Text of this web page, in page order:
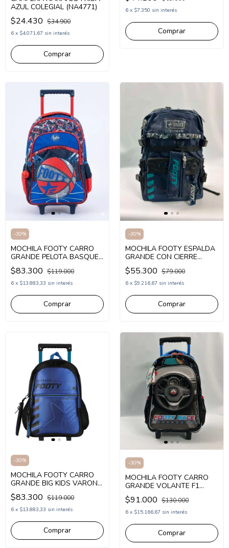
AZUL COLEGIAL (NA4771)
$24.430 $34.900
6 x $4.071,67 sin interés
Comprar
6 x $7.350 sin interés
-30%
MOCHILA FOOTY CARRO
GRANDE PELOTA BASQUET
(FX3251)
$83.300 $119.000
6 x $13.883,33 sin interés
-30%
MOCHILA FOOTY ESPALDA
GRANDE CON CIERRE
LOGO CARTUCHERA
NEGRO (FX3093)
$55.300 $79.000
6 x $9.216,67 sin interés
-30%
MOCHILA FOOTY CARRO
GRANDE BIG KIDS VARON
(FX3071)
$83.300 $119.000
6 x $13.883,33 sin interés
-30%
MOCHILA FOOTY CARRO
GRANDE VOLANTE F1
(FX26481)
$91.000 $130.000
6 x $15.166,67 sin interés